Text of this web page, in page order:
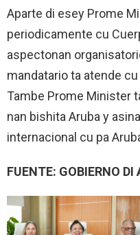
Aparte di esey Prome
periodicamente cu
aspectonan
mandatario ta atende
Tambe Prome Minister
nan bishita Aruba y
internacional cu pa
FUENTE: GOBIERNO